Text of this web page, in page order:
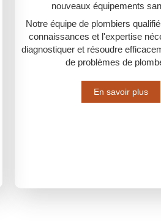
nouveaux équipements
Notre équipe de plombiers
connaissances et l'expertise
diagnostiquer et résoudre
de problèmes de
En savoir plus